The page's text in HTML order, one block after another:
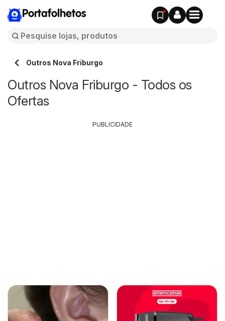
Portafolhetos
Outros Nova Friburgo
Outros Nova Friburgo - Todos os
Ofertas
PUBLICIDADE